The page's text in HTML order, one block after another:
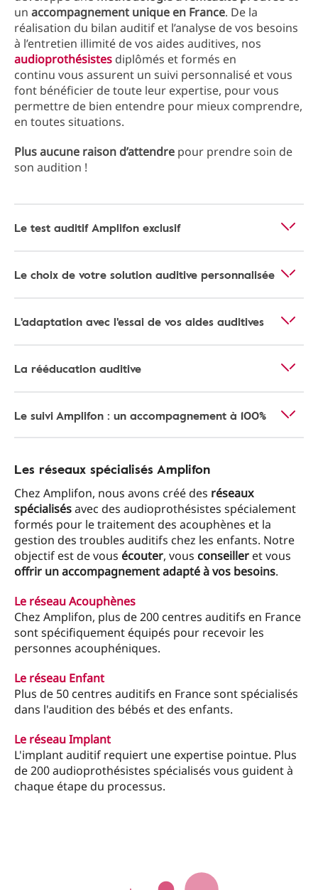
un accompagnement unique en France. De la
réalisation du bilan auditif et l’analyse de vos besoins
à l’entretien illimité de vos aides auditives, nos
audioprothésistes diplômés et formés en
continu vous assurent un suivi personnalisé et vous
font bénéficier de toute leur expertise, pour vous
permettre de bien entendre pour mieux comprendre,
en toutes situations.
Plus aucune raison d’attendre pour prendre soin de
son audition !
Le test auditif Amplifon exclusif
Le choix de votre solution auditive personnalisée
L'adaptation avec l'essai de vos aides auditives
La rééducation auditive
Le suivi Amplifon : un accompagnement à 100%
Les réseaux spécialisés Amplifon
Chez Amplifon, nous avons créé des réseaux
spécialisésavec des audioprothésistes spécialement
formés pour le traitement des acouphènes et la
gestion des troubles auditifs chez les enfants. Notre
objectif est de vous écouter, vous conseiller et vous
offrir un accompagnement adapté à vos besoins.
Le réseau Acouphènes
Chez Amplifon, plus de 200 centres auditifs en France
sont spécifiquement équipés pour recevoir les
personnes acouphéniques.
Le réseau Enfant
Plus de 50 centres auditifs en France sont spécialisés
dans l'audition des bébés et des enfants.
Le réseau Implant
L'implant auditif requiert une expertise pointue. Plus
de 200 audioprothésistes spécialisés vous guident à
chaque étape du processus.